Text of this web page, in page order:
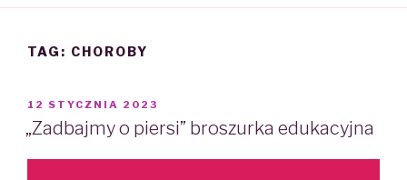
TAG: CHOROBY
POSTED
ON
12 STYCZNIA 2023
„Zadbajmy o piersi” broszurka edukacyjna